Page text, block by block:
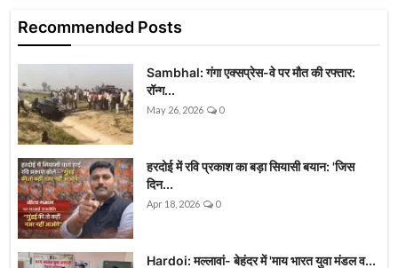
Recommended Posts
Sambhal: गंगा एक्सप्रेस-वे पर मौत की रफ्तार:
रॉन्ग...
May 26, 2026 0
हरदोई में रवि प्रकाश का बड़ा सियासी बयान: 'जिस
दिन...
Apr 18, 2026 0
Hardoi: मल्लावां- बेहंदर में 'माय भारत युवा मंडल व...